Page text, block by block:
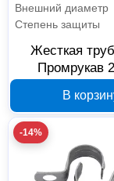
Внешний диаметр
Степень защиты
Жесткая
Промрукав
В
-14%